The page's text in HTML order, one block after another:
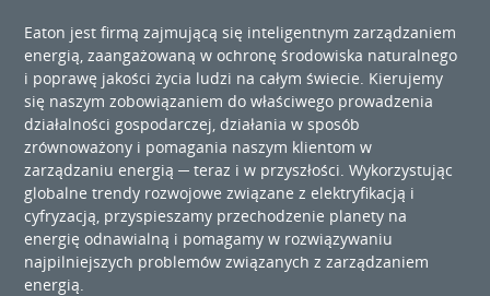
Eaton jest firmą zajmującą się inteligentnym zarządzaniem
energią, zaangażowaną w ochronę środowiska naturalnego
i poprawę jakości życia ludzi na całym świecie. Kierujemy
się naszym zobowiązaniem do właściwego prowadzenia
działalności gospodarczej, działania w sposób
zrównoważony i pomagania naszym klientom w
zarządzaniu energią ─ teraz i w przyszłości. Wykorzystując
globalne trendy rozwojowe związane z elektryfikacją i
cyfryzacją, przyspieszamy przechodzenie planety na
energię odnawialną i pomagamy w rozwiązywaniu
najpilniejszych problemów związanych z zarządzaniem
energią.